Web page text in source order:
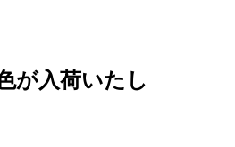
が入荷いたし